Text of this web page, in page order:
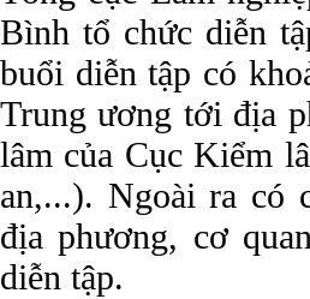
Bình tổ chức diễn
buổi diễn tập có
Trung ương tới địa
lâm của Cục Kiểm
an,...). Ngoài ra có
địa phương, cơ
diễn tập.